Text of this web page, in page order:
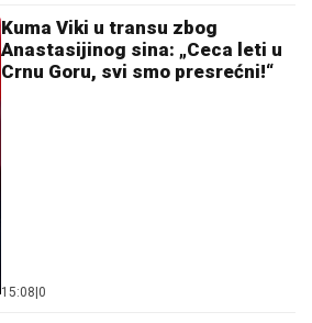
Kuma Viki u transu zbog
Anastasijinog sina: „Ceca leti u
Crnu Goru, svi smo presrećni!“
15:08 0